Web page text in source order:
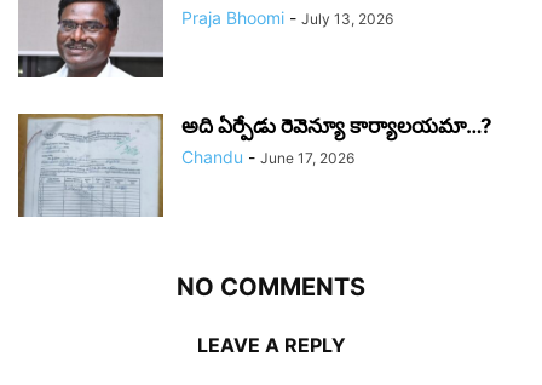
Praja Bhoomi - July 13, 2026
అది ఏర్పేడు రెవెన్యూ కార్యాలయమా…?
Chandu - June 17, 2026
NO COMMENTS
LEAVE A REPLY